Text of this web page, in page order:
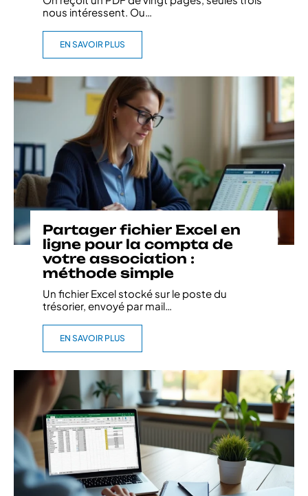
nous intéressent. Ou…
EN SAVOIR PLUS
Partager fichier Excel en
ligne pour la compta de
votre association :
méthode simple
Un fichier Excel stocké sur le poste du
trésorier, envoyé par mail…
EN SAVOIR PLUS